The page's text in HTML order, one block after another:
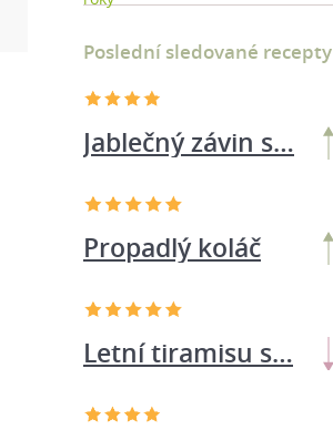
Poslední sledované recepty
Jablečný závin s…
Propadlý koláč
Letní tiramisu s…